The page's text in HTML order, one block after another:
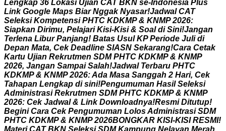
Lengkap 36 Lokasi Ujian CAT BKN se-Indonesia Plus
Link Google Maps Biar Nggak Nyasar!Jadwal CAT
Seleksi Kompetensi PHTC KDKMP & KNMP 2026:
Siapkan Dirimu, Pelajari Kisi-Kisi & Soal di Sini!Jangan
Terlena Libur Panjang! Batas Usul KP Periode Juli di
Depan Mata, Cek Deadline SIASN Sekarang!Cara Cetak
Kartu Ujian Rekrutmen SDM PHTC KDKMP & KNMP
2026, Jangan Sampai Salah!Jadwal Terbaru PHTC
KDKMP & KNMP 2026:Ada Masa Sanggah 2 Hari, Cek
Tahapan Lengkap di sini!Pengumuman Hasil Seleksi
Administrasi Rekrutmen SDM PHTC KDKMP & KNMP
2026: Cek Jadwal & Link Downloadnya!Resmi Ditutup!
Begini Cara Cek Pengumuman LolosAdministrasi SDM
PHTC KDKMP & KNMP 2026BONGKAR KISI-KISI RESMI!
Materi CAT BKN Seleksi SDM Kampung Nelayan Merah